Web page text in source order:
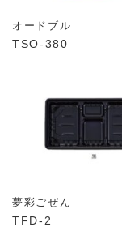
オードブル
TSO-380
夢彩ごぜん
TFD-2